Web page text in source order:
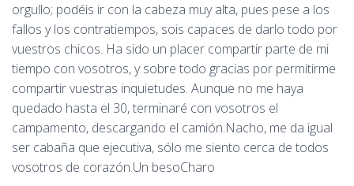
orgullo; podéis ir con la cabeza muy alta, pues pese a los
fallos y los contratiempos, sois capaces de darlo todo por
vuestros chicos. Ha sido un placer compartir parte de mi
tiempo con vosotros, y sobre todo gracias por permitirme
compartir vuestras inquietudes. Aunque no me haya
quedado hasta el 30, terminaré con vosotros el
campamento, descargando el camión.Nacho, me da igual
ser cabaña que ejecutiva, sólo me siento cerca de todos
vosotros de corazón.Un besoCharo